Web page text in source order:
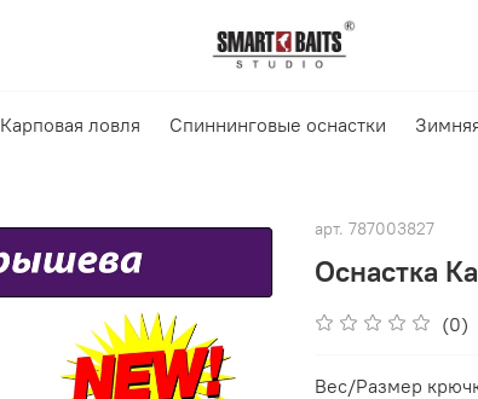
Карповая ловля Спиннинговые оснастки
арт. 787003827
Оснастка
(0)
Вес/Размер